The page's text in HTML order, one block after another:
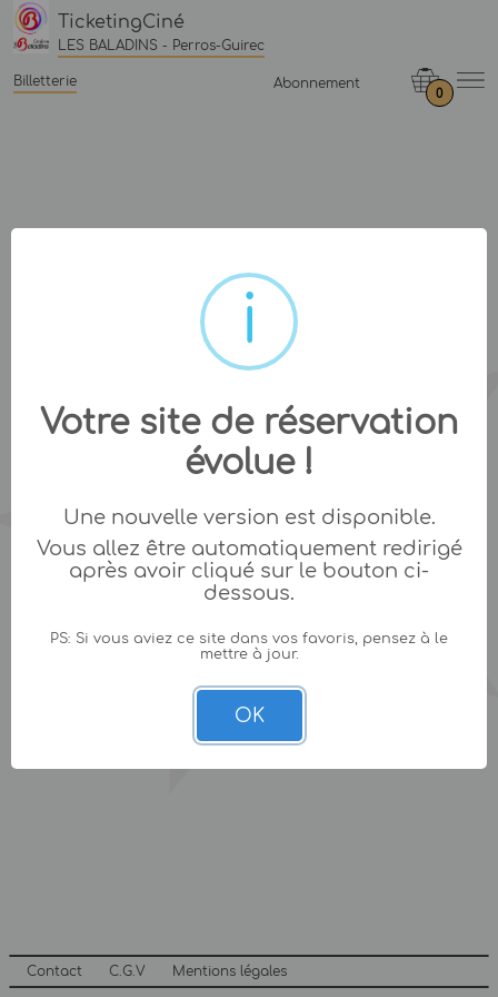
TicketingCiné
LES BALADINS - Perros-Guirec
Billetterie Abonnement
0
Contact C.G.V Mentions légales
Votre site de réservation
évolue !
Une nouvelle version est disponible.
Vous allez être automatiquement redirigé
après avoir cliqué sur le bouton ci-
dessous.
PS: Si vous aviez ce site dans vos favoris, pensez à le
mettre à jour.
OK